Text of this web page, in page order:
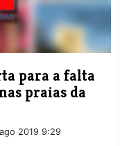
para a falta
praias da
2019 9:29